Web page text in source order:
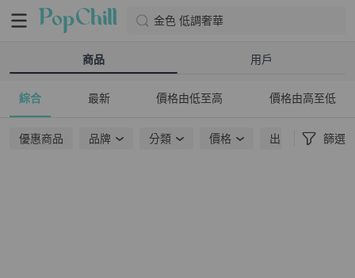
金色 低調奢華
商品 用戶
綜合 最新 價格由低至高 價格由高至低
優惠商品 品牌 分類 價格 出貨地點 篩選